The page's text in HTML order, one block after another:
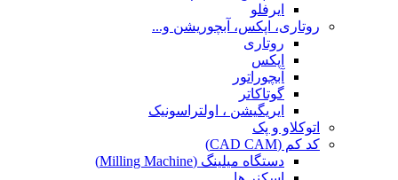
ایرفلو
روتاری، اپکس، آبچوریشن و...
روتاری
اپکس
آبچوراتور
گوتاکاتر
ایریگیشن ، اولتراسونیک
اتوکلاو و پک
کد کم (CAD CAM)
دستگاه میلینگ (Milling Machine)